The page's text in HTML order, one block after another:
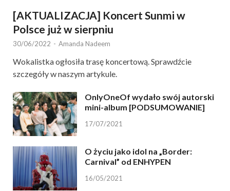
[AKTUALIZACJA] Koncert Sunmi w
Polsce już w sierpniu
30/06/2022 - Amanda Nadeem
Wokalistka ogłosiła trasę koncertową. Sprawdźcie
szczegóły w naszym artykule.
OnlyOneOf wydało swój autorski
mini-album [PODSUMOWANIE]
17/07/2021
O życiu jako idol na „Border:
Carnival” od ENHYPEN
16/05/2021